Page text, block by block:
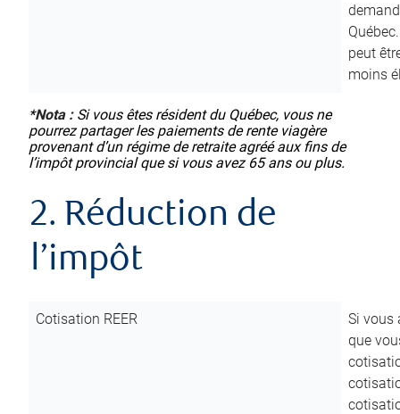
peut
moins
*Nota :Si vous êtes résident du Québec, vous ne
pourrez partager les paiements de rente viagère
provenant d’un régime de retraite agréé aux fins de
l’impôt provincial que si vous avez 65 ans ou plus.
2. Réduction de
l’impôt
Cotisation REER
Si vous
que